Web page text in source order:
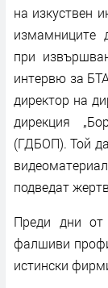
на изкуствен
измамниците
при
интервю за
директор на
дирекция
(ГДБОП). Той
подведат
Преди дни от
фалшиви
истински